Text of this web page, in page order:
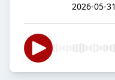
2026-05-31